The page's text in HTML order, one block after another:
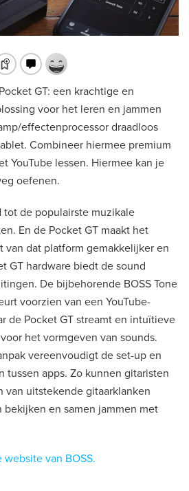
GT: een krachtige en
voor het leren en jammen
effectenprocessor draadloos
Combineer hiermee premium
YouTube lessen. Hiermee kan je
oefenen.
tot de populairste muzikale
En de Pocket GT maakt het
van dat platform gemakkelijker en
GT hardware biedt de sound
De bijbehorende BOSS Tone
voorzien van een YouTube-
de Pocket GT streamt en intuïtieve
het vormgeven van sounds.
vereenvoudigt de set-up en
tussen apps. Zo kunnen gitaristen
van uitstekende gitaarklanken
en samen jammen met
website van BOSS.